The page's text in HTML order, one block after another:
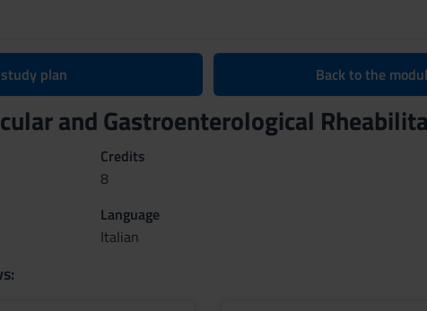
plan Back to the
and Gastroenterological
Credits
8
Language
Italian